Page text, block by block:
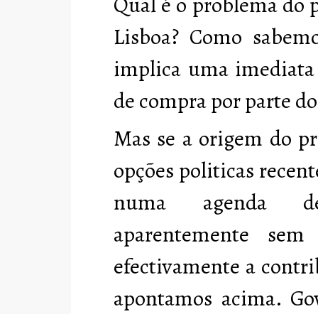
Lisboa? Como
implica uma
de compra por parte
Mas se a origem do
opções politicas
numa agenda
aparentemente
efectivamente a
apontamos acima.